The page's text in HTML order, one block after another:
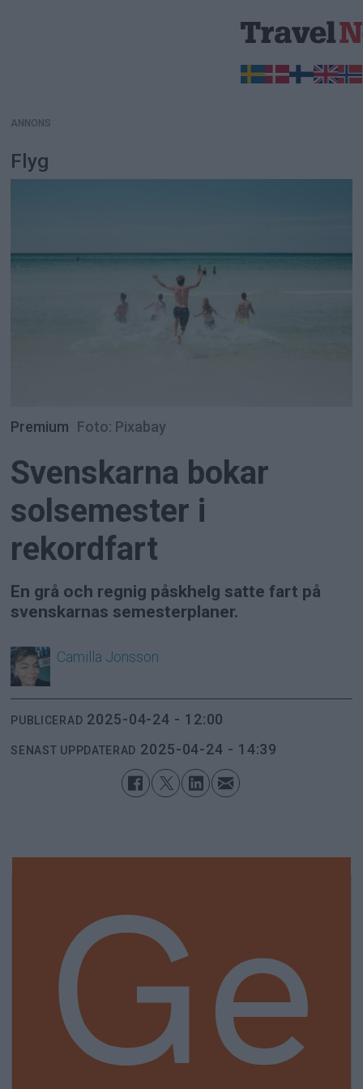
ANNONS
Flyg
Premium Foto: Pixabay
Svenskarna bokar
solsemester i
rekordfart
En grå och regnig påskhelg satte fart på
svenskarnas semesterplaner.
Camilla Jonsson
PUBLICERAD 2025-04-24 - 12:00
SENAST UPPDATERAD 2025-04-24 - 14:39
Ge